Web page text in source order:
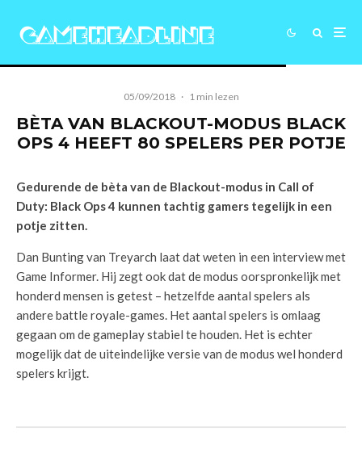
05/09/2018 · 1 min lezen
BÈTA VAN BLACKOUT-MODUS BLACK
OPS 4 HEEFT 80 SPELERS PER POTJE
Gedurende de bèta van de Blackout-modus in Call of
Duty: Black Ops 4 kunnen tachtig gamers tegelijk in een
potje zitten.
Dan Bunting van Treyarch laat dat weten in een interview met
Game Informer. Hij zegt ook dat de modus oorspronkelijk met
honderd mensen is getest – hetzelfde aantal spelers als
andere battle royale-games. Het aantal spelers is omlaag
gegaan om de gameplay stabiel te houden. Het is echter
mogelijk dat de uiteindelijke versie van de modus wel honderd
spelers krijgt.